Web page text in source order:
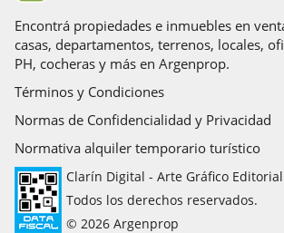
Encontrá propiedades e inmuebles en
casas, departamentos, terrenos, locales,
PH, cocheras y más en Argenprop.
Términos y Condiciones
Normas de Confidencialidad y Privacidad
Normativa alquiler temporario turístico
Clarín Digital - Arte Gráfico
Todos los derechos reservados.
© 2026 Argenprop